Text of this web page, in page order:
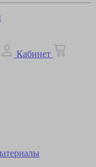
Кабинет